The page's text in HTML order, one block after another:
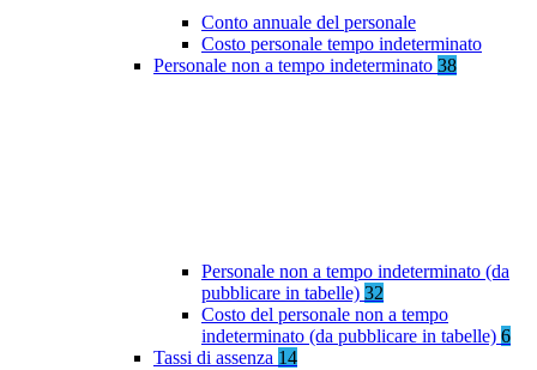
Conto annuale del personale
Costo personale tempo indeterminato
Personale non a tempo indeterminato 38
Personale non a tempo indeterminato (da
pubblicare in tabelle) 32
Costo del personale non a tempo
indeterminato (da pubblicare in tabelle) 6
Tassi di assenza 14